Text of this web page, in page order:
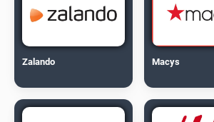
Zalando Macys